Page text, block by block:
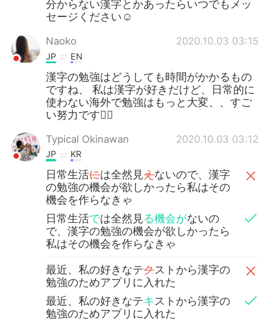
分からない漢字とかあったらいつでもメッ
セージください☺️
Naoko 2020.10.03 03:15
JP EN
漢字の勉強はどうしても時間がかかるもの
ですね、 私は漢字が好きだけど、日常的に
使わない海外で勉強はもっと大変、、すご
い努力です🙇‍♀️
Typical Okinawan 2020.10.03 03:12
JP KR
日常生活には全然見えないので、漢字
の勉強の機会が欲しかったら私はその
機会を作らなきゃ
日常生活では全然見る機会がないの
で、漢字の勉強の機会が欲しかったら
私はその機会を作らなきゃ
最近、私の好きなテクストから漢字の
勉強のためアプリに入れた
最近、私の好きなテキストから漢字の
勉強のためアプリに入れた